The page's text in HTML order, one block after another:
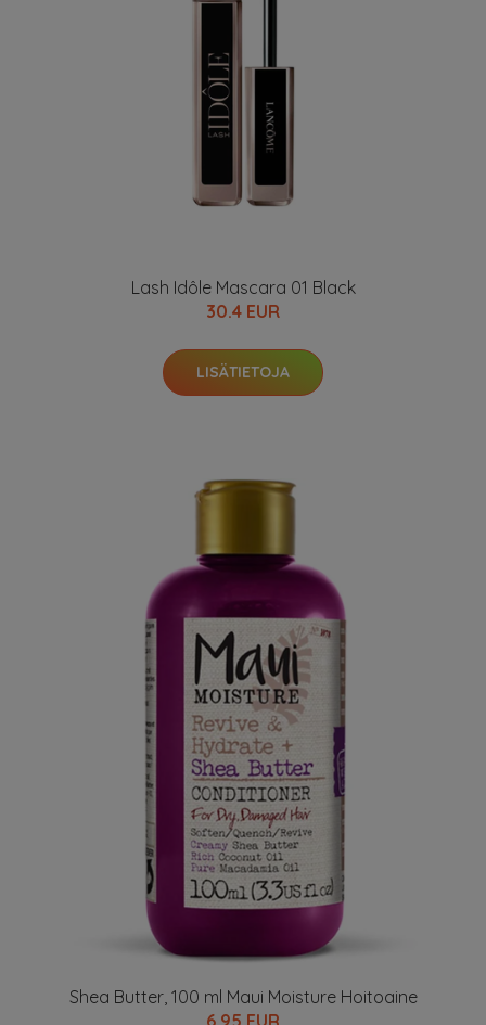
Lash Idôle Mascara 01 Black
30.4 EUR
LISÄTIETOJA
Shea Butter, 100 ml Maui Moisture Hoitoaine